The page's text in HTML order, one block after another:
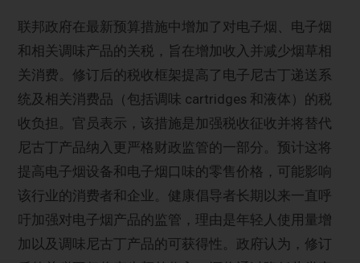
联邦政府在最新预算措施中增加了对电子烟、电子烟
和相关调味产品的关税，旨在增加收入并减少烟草相
关消费。修订后的税收框架提高了电子尼古丁递送系
统及相关消费品（包括调味 cartridges 和液体）的税
收负担。官员表示，该措施是加强税收征收并将替代
尼古丁产品纳入更严格财政监管的一部分。预计这将
提高电子烟设备和电子烟口味的零售价格，可能影响
该行业的消费者和企业。健康倡导者长期以来一直呼
吁加强对电子烟产品的监管，理由是年轻人使用量增
加以及调味尼古丁产品的可获得性。政府认为，修订